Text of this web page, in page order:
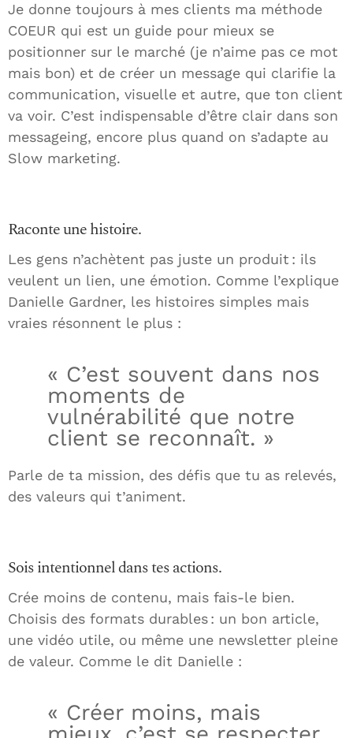
Je donne toujours à mes clients ma méthode
COEUR qui est un guide pour mieux se
positionner sur le marché (je n’aime pas ce mot
mais bon) et de créer un message qui clarifie la
communication, visuelle et autre, que ton client
va voir. C’est indispensable d’être clair dans son
messageing, encore plus quand on s’adapte au
Slow marketing.
Raconte une histoire.
Les gens n’achètent pas juste un produit : ils
veulent un lien, une émotion. Comme l’explique
Danielle Gardner, les histoires simples mais
vraies résonnent le plus :
« C’est souvent dans nos
moments de
vulnérabilité que notre
client se reconnaît. »
Parle de ta mission, des défis que tu as relevés,
des valeurs qui t’animent.
Sois intentionnel dans tes actions.
Crée moins de contenu, mais fais-le bien.
Choisis des formats durables : un bon article,
une vidéo utile, ou même une newsletter pleine
de valeur. Comme le dit Danielle :
« Créer moins, mais